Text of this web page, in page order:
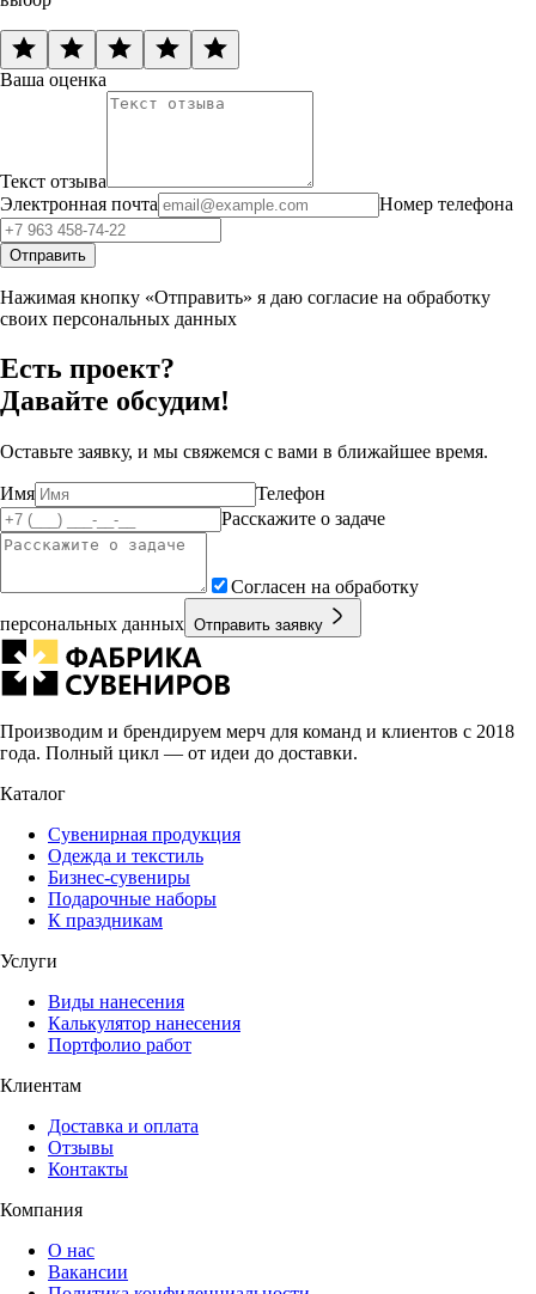
Ваша оценка
Текст отзыва
Электронная почта
Номер телефона
Отправить
Нажимая кнопку «Отправить» я даю согласие на обработку
своих персональных данных
Есть проект?
Давайте обсудим!
Оставьте заявку, и мы свяжемся с вами в ближайшее время.
Имя
Телефон
Расскажите о задаче
Согласен на обработку
персональных данных Отправить заявку
Производим и брендируем мерч для команд и клиентов с 2018
года. Полный цикл — от идеи до доставки.
Каталог
Сувенирная продукция
Одежда и текстиль
Бизнес-сувениры
Подарочные наборы
К праздникам
Услуги
Виды нанесения
Калькулятор нанесения
Портфолио работ
Клиентам
Доставка и оплата
Отзывы
Контакты
Компания
О нас
Вакансии